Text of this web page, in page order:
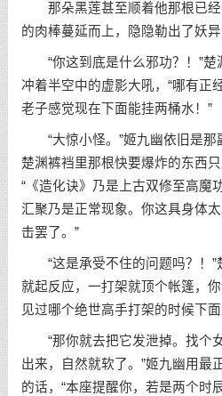
那朵黑莲甚至顺着他那根已经
的肉棒蔓延而上，隐隐勒出了妖异
“你这到底是什么邪功？！”楚
冲着半空中的虚影大吼，“哪有正
老子感觉现在下面能挂两桶水！”
“大惊小怪。”姬九幽依旧是那
楚渊裤裆里那根快要爆炸的东西
“《造化诀》乃是上古双修至高魔
汇聚乃是正常现象。你这具身体
击罢了。”
“这是承受不住的问题吗？！”
就起反应，一打架就顶个帐篷，
见过哪个绝世高手打架的时候下
“那你就去把它发泄掉。找个
出来，自然就软了。”姬九幽用最
的话，“本座提醒你，若是两个时